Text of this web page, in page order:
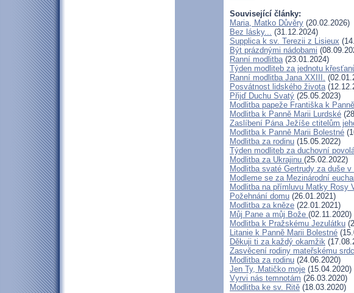
Související články:
Maria, Matko Důvěry (20.02.2026)
Bez lásky... (31.12.2024)
Supplica k sv. Terezii z Lisieux
Být prázdnými nádobami
Ranní modlitba(23.01.2024)
Týden modliteb za jednotu
Ranní modlitba Jana XXIII.
Posvátnost lidského života
Přijď Duchu Svatý (25.05.2023)
Modlitba papeže Františka k
Modlitba k Panně Marii Lurdské
Zaslíbení Pána Ježíše ctitelům
Modlitba k Panně Marii Bolestné
Modlitba za rodinu (15.05.2022)
Týden modliteb za duchovní
Modlitba za Ukrajinu (25.02.2022)
Modlitba svaté Gertrudy za duše v
Modleme se za Mezinárodní
Modlitba na přímluvu Matky Rosy
Požehnání domu (26.01.2021)
Modlitba za kněze (22.01.2021)
Můj Pane a můj Bože (02.11.2020)
Modlitba k Pražskému Jezulátku
Litanie k Panně Marii Bolestné
Děkuji ti za každý okamžik
Zasvěcení rodiny mateřskému
Modlitba za rodinu (24.06.2020)
Jen Ty, Matičko moje (15.04.2020)
Vyrvi nás temnotám (26.03.2020)
Modlitba ke sv. Ritě (18.03.2020)